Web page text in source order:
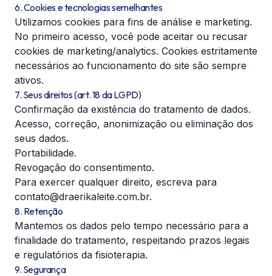
6. Cookies e tecnologias semelhantes
Utilizamos cookies para fins de análise e marketing.
No primeiro acesso, você pode aceitar ou recusar
cookies de marketing/analytics. Cookies estritamente
necessários ao funcionamento do site são sempre
ativos.
7. Seus direitos (art. 18 da LGPD)
Confirmação da existência do tratamento de dados.
Acesso, correção, anonimização ou eliminação dos
seus dados.
Portabilidade.
Revogação do consentimento.
Para exercer qualquer direito, escreva para
contato@draerikaleite.com.br.
8. Retenção
Mantemos os dados pelo tempo necessário para a
finalidade do tratamento, respeitando prazos legais
e regulatórios da fisioterapia.
9. Segurança